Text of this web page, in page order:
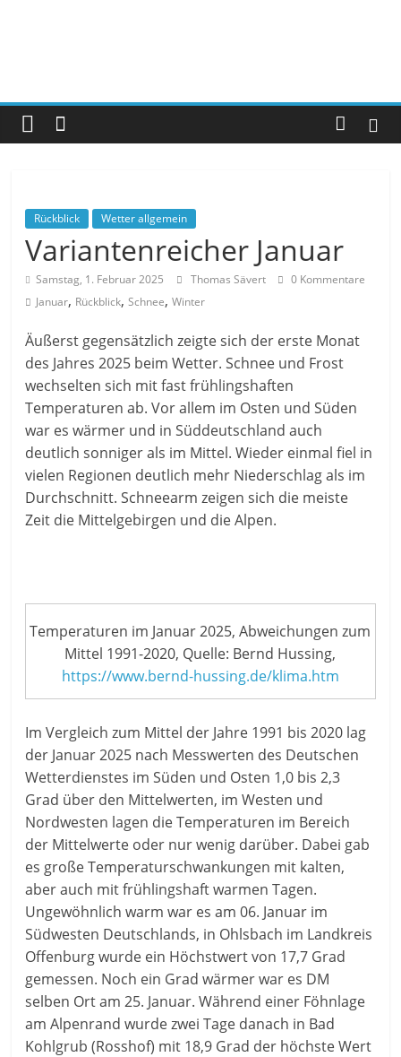
Rückblick Wetter allgemein
Variantenreicher Januar
Samstag, 1. Februar 2025 Thomas Sävert
0 Kommentare
Januar, Rückblick,Schnee,Winter
Äußerst gegensätzlich zeigte sich der erste Monat
des Jahres 2025 beim Wetter. Schnee und Frost
wechselten sich mit fast frühlingshaften
Temperaturen ab. Vor allem im Osten und Süden
war es wärmer und in Süddeutschland auch
deutlich sonniger als im Mittel. Wieder einmal fiel in
vielen Regionen deutlich mehr Niederschlag als im
Durchschnitt. Schneearm zeigen sich die meiste
Zeit die Mittelgebirgen und die Alpen.
Temperaturen im Januar 2025, Abweichungen zum
Mittel 1991-2020, Quelle: Bernd Hussing,
https://www.bernd-hussing.de/klima.htm
Im Vergleich zum Mittel der Jahre 1991 bis 2020 lag
der Januar 2025 nach Messwerten des Deutschen
Wetterdienstes im Süden und Osten 1,0 bis 2,3
Grad über den Mittelwerten, im Westen und
Nordwesten lagen die Temperaturen im Bereich
der Mittelwerte oder nur wenig darüber. Dabei gab
es große Temperaturschwankungen mit kalten,
aber auch mit frühlingshaft warmen Tagen.
Ungewöhnlich warm war es am 06. Januar im
Südwesten Deutschlands, in Ohlsbach im Landkreis
Offenburg wurde ein Höchstwert von 17,7 Grad
gemessen. Noch ein Grad wärmer war es DM
selben Ort am 25. Januar. Während einer Föhnlage
am Alpenrand wurde zwei Tage danach in Bad
Kohlgrub (Rosshof) mit 18,9 Grad der höchste Wert